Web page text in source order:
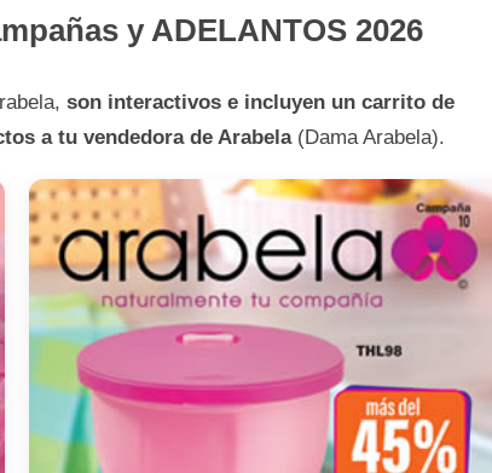
y ADELANTOS 2026
son interactivos e incluyen un carrito de
a tu vendedora de Arabela(Dama Arabela).